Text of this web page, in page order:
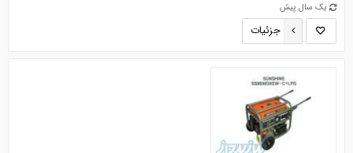
یک سال پیش
جزئیات